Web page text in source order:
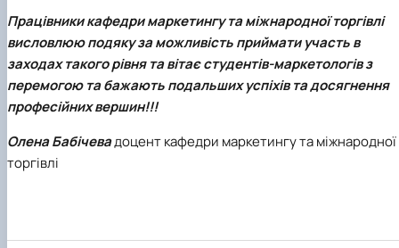
Працівники кафедри маркетингу та міжнародної торгівлі
висловлюю подяку за можливість приймати участь в
заходах такого рівня та вітає студентів-маркетологів з
перемогою та бажають подальших успіхів та досягнення
професійних вершин!!!
Олена Бабічевадоцент кафедри маркетингу та міжнародної
торгівлі